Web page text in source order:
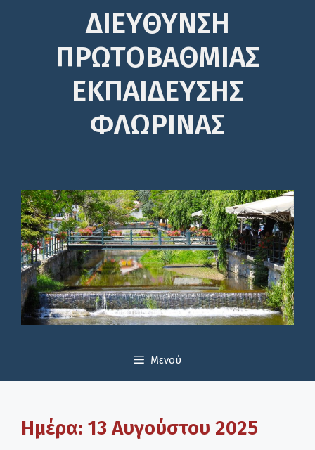
ΔΙΕΎΘΥΝΣΗ
ΠΡΩΤΟΒΆΘΜΙΑΣ
ΕΚΠΑΊΔΕΥΣΗΣ
ΦΛΩΡΙΝΑΣ
Μενού
Ημέρα: 13 Αυγούστου 2025